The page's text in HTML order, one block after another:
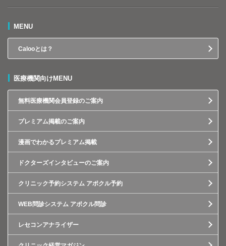
MENU
Calooとは？
医療機関向けMENU
無料医療機関会員登録のご案内
プレミアム掲載のご案内
漫画でわかるプレミアム掲載
ドクターズインタビューのご案内
クリニック予約システム アポクル予約
WEB問診システム アポクル問診
レセコンアナライザー